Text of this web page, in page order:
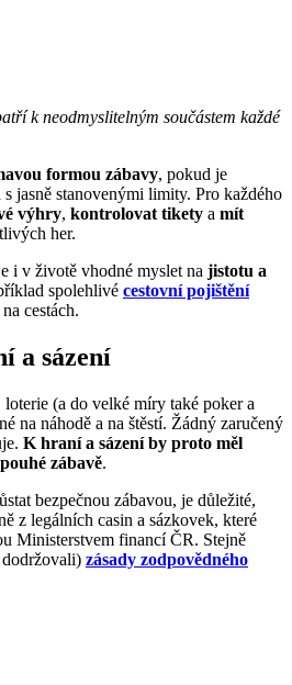
k neodmyslitelným součástem každé
formou zábavy, pokud je
jasně stanovenými limity. Pro každého
výhry, kontrolovat tikety a mít
her.
i v životě vhodné myslet na jistotu a
spolehlivé cestovní pojištění
cestách.
a sázení
(a do velké míry také poker a
na náhodě a na štěstí. Žádný zaručený
K hraní a sázení by proto měl
zábavě.
bezpečnou zábavou, je důležité,
z legálních casin a sázkovek, které
Ministerstvem financí ČR. Stejně
zásady zodpovědného